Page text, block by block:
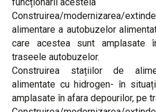
funcționarii acesteia
Construirea/modernizarea/
alimentare a autobuzelor
care acestea sunt amplasate
traseele autobuzelor.
Construirea stațiilor de
alimentate cu hidrogen- în
amplasate în afara depourilor, pe